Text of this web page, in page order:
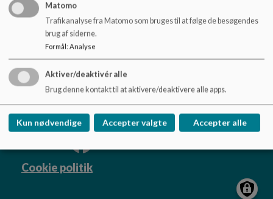
Brønshøj Skole
Klintholmvej 5, 2700 Brønshøj
Brh@kk.dk
+45 33 66 48 68
EAN NR.
5798009378927
Tilgængelighedserklæring
Sitemap
Cookie politik
Matomo
Trafikanalyse fra Matomo som bruges til at følge de besøgendes
brug af siderne.
Formål: Analyse
Aktiver/deaktivér alle
Brug denne kontakt til at aktivere/deaktivere alle apps.
Kun nødvendige Accepter valgte Accepter alle